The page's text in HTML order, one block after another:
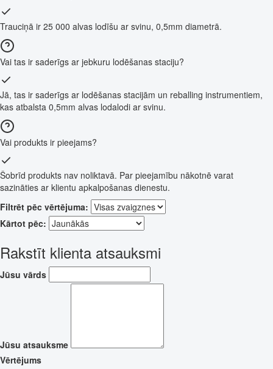
Trauciņā ir 25 000 alvas lodīšu ar svinu, 0,5mm diametrā.
Vai tas ir saderīgs ar jebkuru lodēšanas staciju?
Jā, tas ir saderīgs ar lodēšanas stacijām un reballing instrumentiem,
kas atbalsta 0,5mm alvas lodalodi ar svinu.
Vai produkts ir pieejams?
Šobrīd produkts nav noliktavā. Par pieejamību nākotnē varat
sazināties ar klientu apkalpošanas dienestu.
Filtrēt pēc vērtējuma:
Kārtot pēc:
Rakstīt klienta atsauksmi
Jūsu vārds
Jūsu atsauksme
Vērtējums